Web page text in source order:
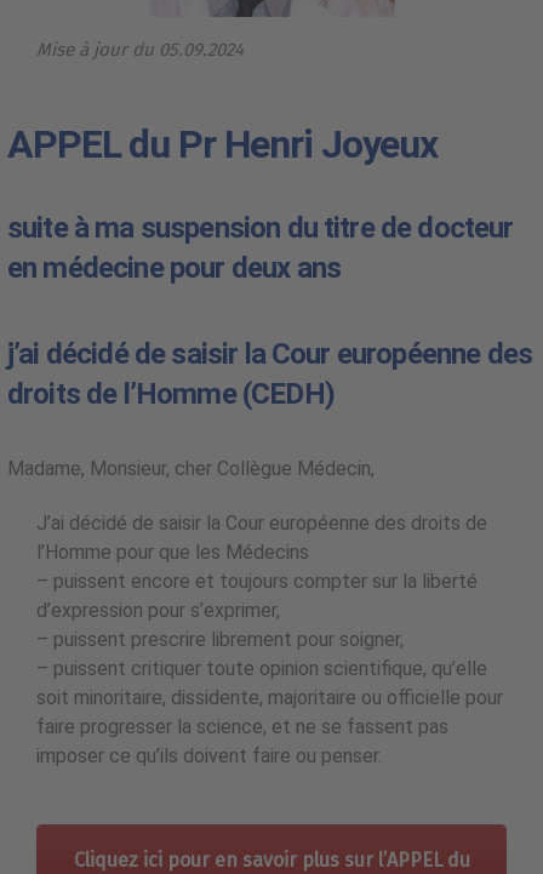
Mise à jour du 05.09.2024
APPEL du Pr Henri Joyeux
suite à ma suspension du titre de docteur
en médecine pour deux ans
j’ai décidé de saisir la Cour européenne des
droits de l’Homme (CEDH)
Madame, Monsieur, cher Collègue Médecin,
J’ai décidé de saisir la Cour européenne des droits de
l’Homme pour que les Médecins
– puissent encore et toujours compter sur la liberté
d’expression pour s’exprimer,
– puissent prescrire librement pour soigner,
– puissent critiquer toute opinion scientifique, qu’elle
soit minoritaire, dissidente, majoritaire ou officielle pour
faire progresser la science, et ne se fassent pas
imposer ce qu’ils doivent faire ou penser.
Cliquez ici pour en savoir plus sur l’APPEL du